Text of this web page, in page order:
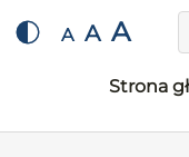
A A A
Strona